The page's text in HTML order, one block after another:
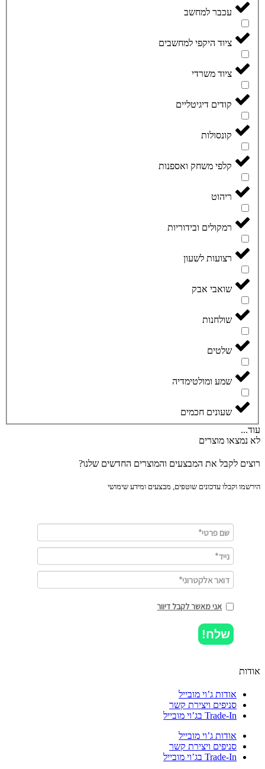
עכבר למחשב
ציוד היקפי למחשבים
ציוד משרדי
קודים דיגיטליים
קונסולות
קלפי משחק ואספנות
ריהוט
רמקולים ובידוריות
רצועות לשעון
שואבי אבק
שולחנות
שלטים
שמע ומולטימדיה
שעונים חכמים
מוצרים
לקבל את המבצעים והמוצרים החדשים שלנו?
וקבלו עדכונים שוטפים, מבצעים ומידע שימושי
אני מאשר לקבל דיוור
שלח!
אודות ג’וי מובייל
סניפים ויצירת קשר
Trade-In בג’וי מובייל
אודות ג’וי מובייל
סניפים ויצירת קשר
Trade-In בג’וי מובייל